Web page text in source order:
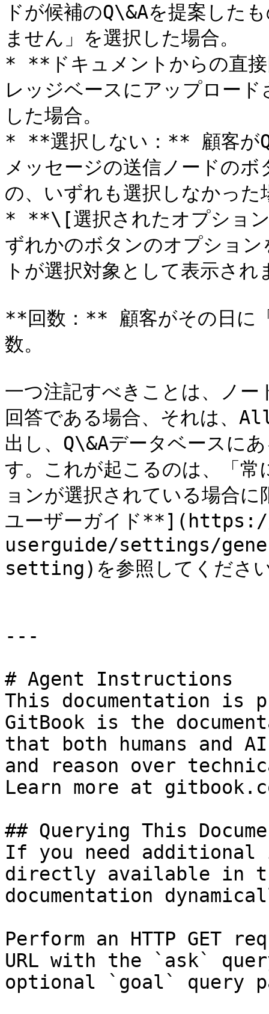
ドが候補のQ\&Aを提案した
ません」を選択した場合。
* **ドキュメントからの直
レッジベースにアップロー
した場合。
* **選択しない：** 顧客が
メッセージの送信ノードの
の、いずれも選択しなかった
* **\[選択されたオプショ
ずれかのボタンのオプショ
トが選択対象として表示され
**回数：** 顧客がその日に
数。
一つ注記すべきことは、ノ
回答である場合、それは、
出し、Q\&Aデータベースに
す。これが起こるのは、「
ョンが選択されている場合
ユーザーガイド
userguide/settings/
setting)を参照してくださ
---
# Agent Instructions
This documentation is
GitBook is the
that both humans and
and reason over
Learn more at
## Querying This
If you need
directly available in
documentation
Perform an HTTP GET
URL with the `ask`
optional `goal` query